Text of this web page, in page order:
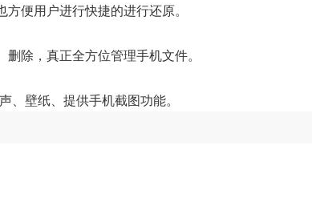
便用户进行快捷的进行还原。
除，真正全方位管理手机文件。
壁纸、提供手机截图功能。